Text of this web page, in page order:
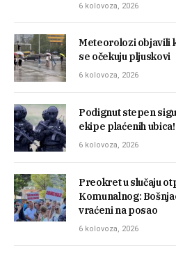
6 kolovoza, 2026
Meteorolozi objavili
se očekuju pljuskovi
6 kolovoza, 2026
Podignut stepen
ekipe plaćenih
6 kolovoza, 2026
Preokret u slučaju
Komunalnog:
vraćeni na posao
6 kolovoza, 2026